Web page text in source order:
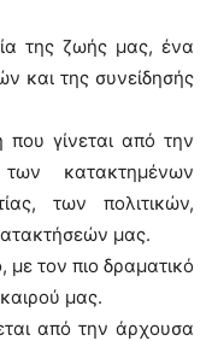
της ζωής μας, ένα
και της συνείδησής
που γίνεται από την
κατακτημένων
των πολιτικών,
μας.
τον πιο δραματικό
μας.
από την άρχουσα